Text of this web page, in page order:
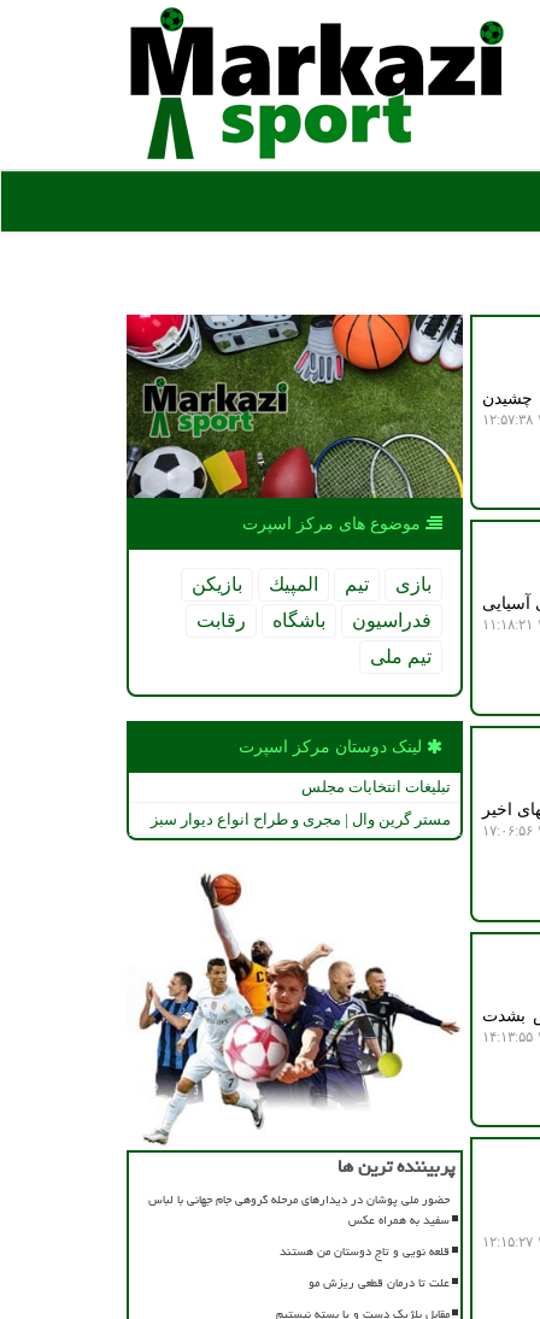
چشیدن
آسیایی
اخیر
بشدت
موضوع های مركز اسپرت
بازی تیم المپیك
بازیكن
فدراسیون
باشگاه
رقابت
تیم ملی
لینک دوستان مركز اسپرت
تبلیغات انتخابات مجلس
مستر گرین وال | مجری و طراح انواع دیوار سبز
پربیننده ترین ها
حضور ملی پوشان در دیدارهای مرحله گروهی جام جهانی با لباس
سفید به همراه عکس
قلعه نویی و تاج دوستان من هستند
علت تا درمان قطعی ریزش مو
مقابل بلژیک دست و پا بسته نیستیم